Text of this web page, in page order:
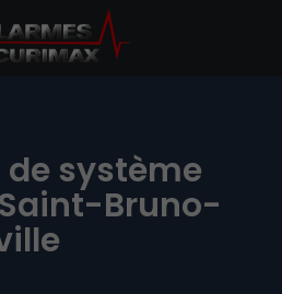
système
Bruno-